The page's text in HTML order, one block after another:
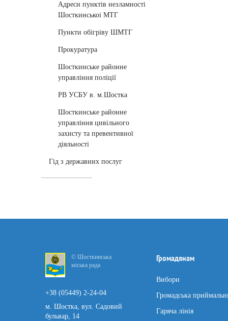
Адреси пунктів незламності
Шосткинськоі МТГ
Пункти обігріву ШМТГ
Прокуратура
Шосткинське районне
управління поліції
РВ УСБУ в. м.Шостка
Шосткинське районне
управління цивільного
захисту та превентивної
діяльності
Гід з державних послуг
© Шосткинська
міська рада
+38 (05449) 2-24-04
м. Шостка, вул. Садовий
бульвар, 14
Громадянам
Вибори
Громадська
Гаряча лінія